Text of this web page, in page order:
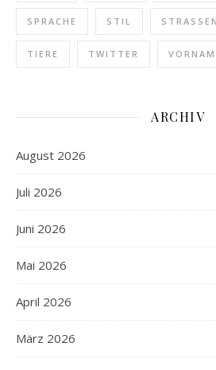
SPRACHE STIL
TIERE TWITTER
ARCHIV
August 2026
Juli 2026
Juni 2026
Mai 2026
April 2026
März 2026